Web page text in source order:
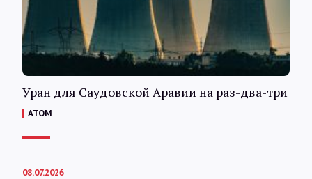
Карты
О нас
Уран для Саудовской Аравии на раз-два-три
АТОМ
08.07.2026